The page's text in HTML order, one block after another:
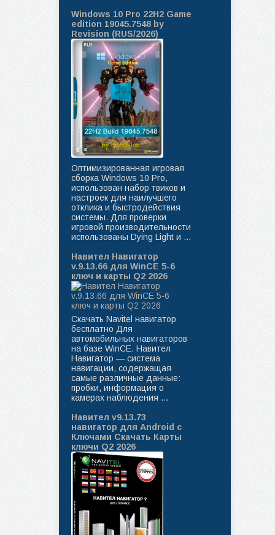
Windows 10 Pro 22H2 Game
edition 19045.7548 by
Revision (RUS/2026)
Оптимизированная игровая
сборка Windows 10 Pro,
использован набор твиков и
настроек для наилучшего
отклика и быстродействия
системы. Для проверки
игровой производительности
использованы Dying Light и ...
Навител Навигатор
v.9.13.66 для WinCE 5-6
ключ и карты Q2 2026
Скачать Navitel навигатор
бесплатно Для
автомобильных навигаторов
на базе WinCE. Навител
Навигатор — система
навигации, содержащая
самые различные данные:
пробки, информация о
камерах наблюдения ...
Навител v9.13.73
навигатор для Android с
Ключами Скачать Карты
ключи Q2 2026